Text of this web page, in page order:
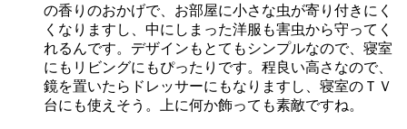
の香りのおかげで、お部屋に小さな虫が寄り付きにく
くなりますし、中にしまった洋服も害虫から守ってく
れるんです。デザインもとてもシンプルなので、寝室
にもリビングにもぴったりです。程良い高さなので、
鏡を置いたらドレッサーにもなりますし、寝室のＴＶ
台にも使えそう。上に何か飾っても素敵ですね。